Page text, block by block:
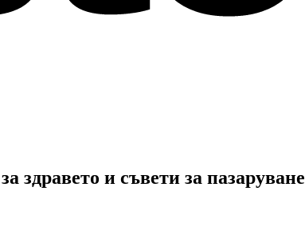
и съвети за пазаруване